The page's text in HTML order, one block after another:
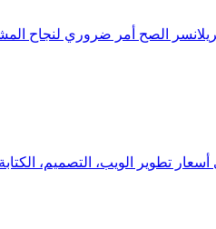
الصح أمر ضروري لنجاح
تطوير الويب، التصميم،